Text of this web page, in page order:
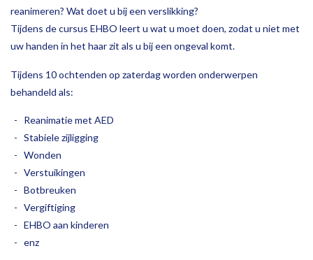
reanimeren? Wat doet u bij een verslikking?
Tijdens de cursus EHBO leert u wat u moet doen, zodat u niet met
uw handen in het haar zit als u bij een ongeval komt.
Tijdens 10 ochtenden op zaterdag worden onderwerpen
behandeld als:
Reanimatie met AED
Stabiele zijligging
Wonden
Verstuikingen
Botbreuken
Vergiftiging
EHBO aan kinderen
enz